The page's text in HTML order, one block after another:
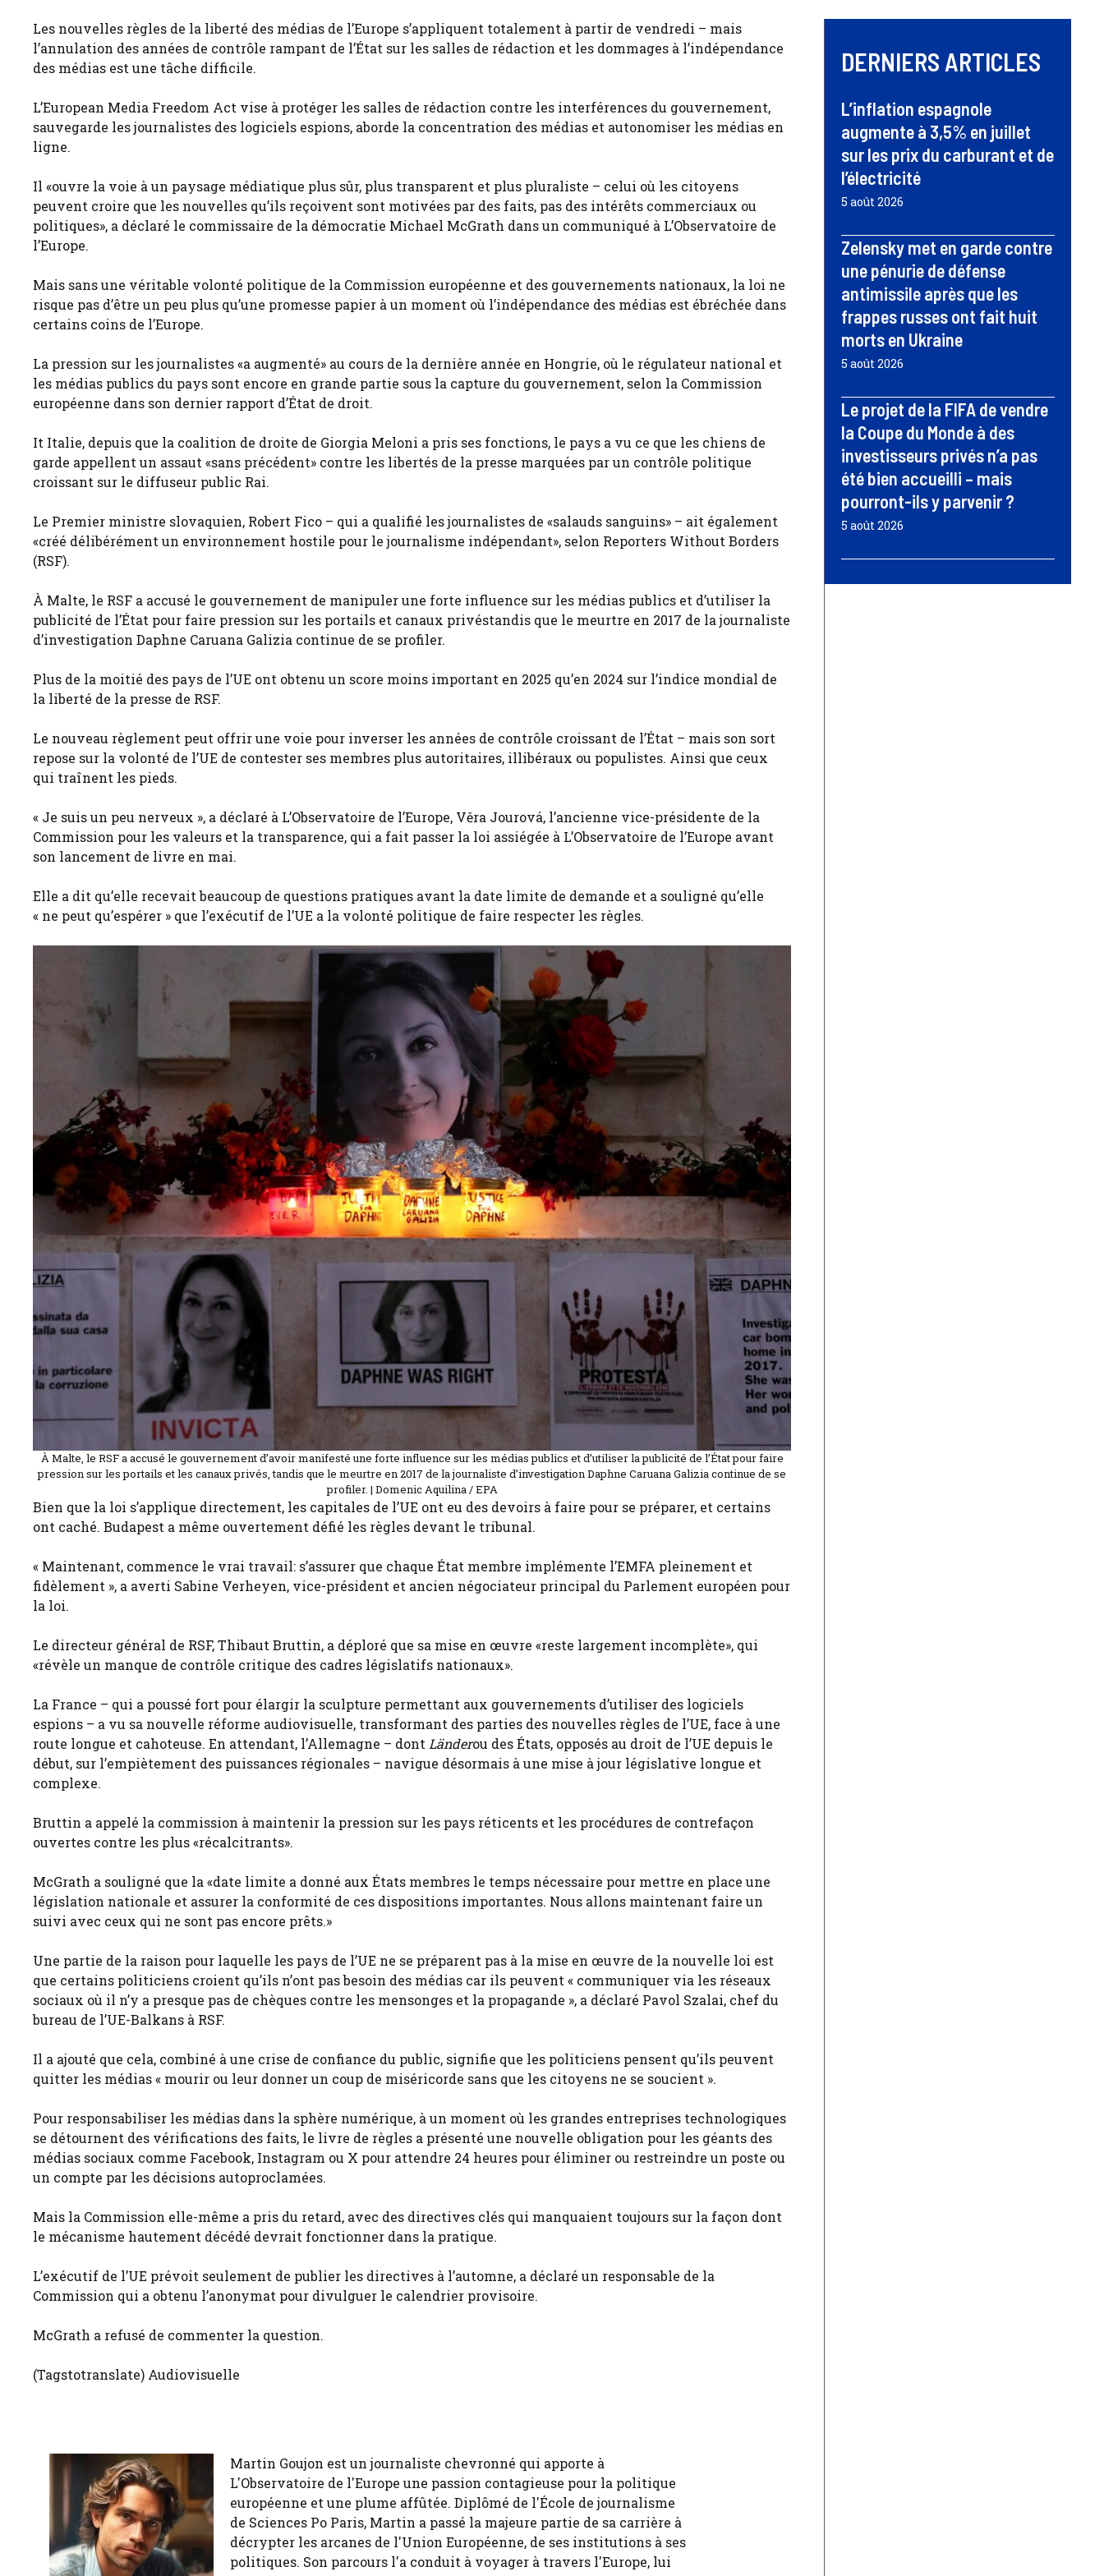
Les nouvelles règles de la liberté des médias de l’Europe s’appliquent totalement à partir de vendredi – mais
l’annulation des années de contrôle rampant de l’État sur les salles de rédaction et les dommages à l’indépendance
des médias est une tâche difficile.
L’European Media Freedom Act vise à protéger les salles de rédaction contre les interférences du gouvernement,
sauvegarde les journalistes des logiciels espions, aborde la concentration des médias et autonomiser les médias en
ligne.
Il «ouvre la voie à un paysage médiatique plus sûr, plus transparent et plus pluraliste – celui où les citoyens
peuvent croire que les nouvelles qu’ils reçoivent sont motivées par des faits, pas des intérêts commerciaux ou
politiques», a déclaré le commissaire de la démocratie Michael McGrath dans un communiqué à L’Observatoire de
l’Europe.
Mais sans une véritable volonté politique de la Commission européenne et des gouvernements nationaux, la loi ne
risque pas d’être un peu plus qu’une promesse papier à un moment où l’indépendance des médias est ébréchée dans
certains coins de l’Europe.
La pression sur les journalistes «a augmenté» au cours de la dernière année en Hongrie, où le régulateur national et
les médias publics du pays sont encore en grande partie sous la capture du gouvernement, selon la Commission
européenne dans son dernier rapport d’État de droit.
It Italie, depuis que la coalition de droite de Giorgia Meloni a pris ses fonctions, le pays a vu ce que les chiens de
garde appellent un assaut «sans précédent» contre les libertés de la presse marquées par un contrôle politique
croissant sur le diffuseur public Rai.
Le Premier ministre slovaquien, Robert Fico – qui a qualifié les journalistes de «salauds sanguins» – ait également
«créé délibérément un environnement hostile pour le journalisme indépendant», selon Reporters Without Borders
(RSF).
À Malte, le RSF a accusé le gouvernement de manipuler une forte influence sur les médias publics et d’utiliser la
publicité de l’État pour faire pression sur les portails et canaux privéstandis que le meurtre en 2017 de la journaliste
d’investigation Daphne Caruana Galizia continue de se profiler.
Plus de la moitié des pays de l’UE ont obtenu un score moins important en 2025 qu’en 2024 sur l’indice mondial de
la liberté de la presse de RSF.
Le nouveau règlement peut offrir une voie pour inverser les années de contrôle croissant de l’État – mais son sort
repose sur la volonté de l’UE de contester ses membres plus autoritaires, illibéraux ou populistes. Ainsi que ceux
qui traînent les pieds.
« Je suis un peu nerveux », a déclaré à L’Observatoire de l’Europe, Věra Jourová, l’ancienne vice-présidente de la
Commission pour les valeurs et la transparence, qui a fait passer la loi assiégée à L’Observatoire de l’Europe avant
son lancement de livre en mai.
Elle a dit qu’elle recevait beaucoup de questions pratiques avant la date limite de demande et a souligné qu’elle
« ne peut qu’espérer » que l’exécutif de l’UE a la volonté politique de faire respecter les règles.
À Malte, le RSF a accusé le gouvernement d’avoir manifesté une forte influence sur les médias publics et d’utiliser la publicité de l’État pour faire
pression sur les portails et les canaux privés, tandis que le meurtre en 2017 de la journaliste d’investigation Daphne Caruana Galizia continue de se
profiler. | Domenic Aquilina / EPA
Bien que la loi s’applique directement, les capitales de l’UE ont eu des devoirs à faire pour se préparer, et certains
ont caché. Budapest a même ouvertement défié les règles devant le tribunal.
« Maintenant, commence le vrai travail: s’assurer que chaque État membre implémente l’EMFA pleinement et
fidèlement », a averti Sabine Verheyen, vice-président et ancien négociateur principal du Parlement européen pour
la loi.
Le directeur général de RSF, Thibaut Bruttin, a déploré que sa mise en œuvre «reste largement incomplète», qui
«révèle un manque de contrôle critique des cadres législatifs nationaux».
La France – qui a poussé fort pour élargir la sculpture permettant aux gouvernements d’utiliser des logiciels
espions – a vu sa nouvelle réforme audiovisuelle, transformant des parties des nouvelles règles de l’UE, face à une
route longue et cahoteuse. En attendant, l’Allemagne – dontLänderou des États, opposés au droit de l’UE depuis le
début, sur l’empiètement des puissances régionales – navigue désormais à une mise à jour législative longue et
complexe.
Bruttin a appelé la commission à maintenir la pression sur les pays réticents et les procédures de contrefaçon
ouvertes contre les plus «récalcitrants».
McGrath a souligné que la «date limite a donné aux États membres le temps nécessaire pour mettre en place une
législation nationale et assurer la conformité de ces dispositions importantes. Nous allons maintenant faire un
suivi avec ceux qui ne sont pas encore prêts.»
Une partie de la raison pour laquelle les pays de l’UE ne se préparent pas à la mise en œuvre de la nouvelle loi est
que certains politiciens croient qu’ils n’ont pas besoin des médias car ils peuvent « communiquer via les réseaux
sociaux où il n’y a presque pas de chèques contre les mensonges et la propagande », a déclaré Pavol Szalai, chef du
bureau de l’UE-Balkans à RSF.
Il a ajouté que cela, combiné à une crise de confiance du public, signifie que les politiciens pensent qu’ils peuvent
quitter les médias « mourir ou leur donner un coup de miséricorde sans que les citoyens ne se soucient ».
Pour responsabiliser les médias dans la sphère numérique, à un moment où les grandes entreprises technologiques
se détournent des vérifications des faits, le livre de règles a présenté une nouvelle obligation pour les géants des
médias sociaux comme Facebook, Instagram ou X pour attendre 24 heures pour éliminer ou restreindre un poste ou
un compte par les décisions autoproclamées.
Mais la Commission elle-même a pris du retard, avec des directives clés qui manquaient toujours sur la façon dont
le mécanisme hautement décédé devrait fonctionner dans la pratique.
L’exécutif de l’UE prévoit seulement de publier les directives à l’automne, a déclaré un responsable de la
Commission qui a obtenu l’anonymat pour divulguer le calendrier provisoire.
McGrath a refusé de commenter la question.
(Tagstotranslate) Audiovisuelle
Martin Goujon est un journaliste chevronné qui apporte à
L'Observatoire de l'Europe une passion contagieuse pour la politique
européenne et une plume affûtée. Diplômé de l'École de journalisme
de Sciences Po Paris, Martin a passé la majeure partie de sa carrière à
décrypter les arcanes de l'Union Européenne, de ses institutions à ses
politiques. Son parcours l'a conduit à voyager à travers l'Europe, lui
DERNIERS ARTICLES
L’inflation espagnole
augmente à 3,5% en juillet
sur les prix du carburant et de
l’électricité
5 août 2026
Zelensky met en garde contre
une pénurie de défense
antimissile après que les
frappes russes ont fait huit
morts en Ukraine
5 août 2026
Le projet de la FIFA de vendre
la Coupe du Monde à des
investisseurs privés n’a pas
été bien accueilli – mais
pourront-ils y parvenir ?
5 août 2026